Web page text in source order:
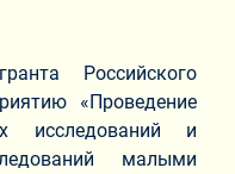
Российского
«Проведение
исследований и
малыми